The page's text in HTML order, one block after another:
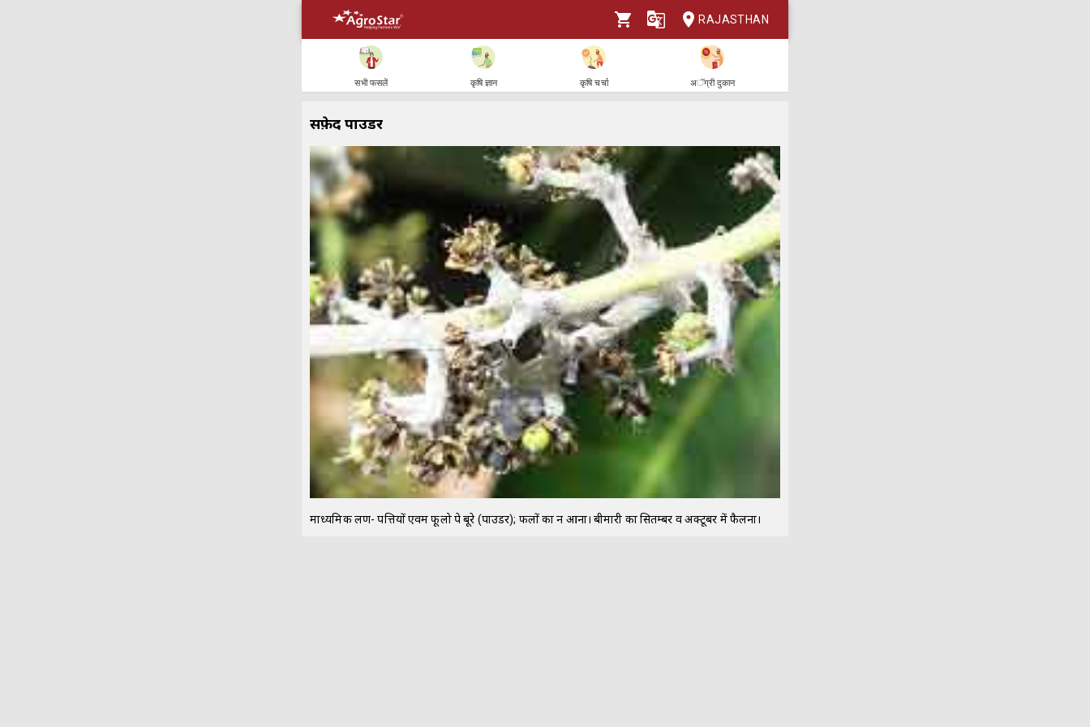
RAJASTHAN
सभी फसलें कृषि ज्ञान कृषि चर्चा अॅग्री दुकान
सफ़ेद पाउडर
माध्यमिक लक्षण- पत्तियों एवम फूलो पे बूरे (पाउडर); फलों का न आना। बीमारी का सितम्बर व अक्टूबर में फैलना।